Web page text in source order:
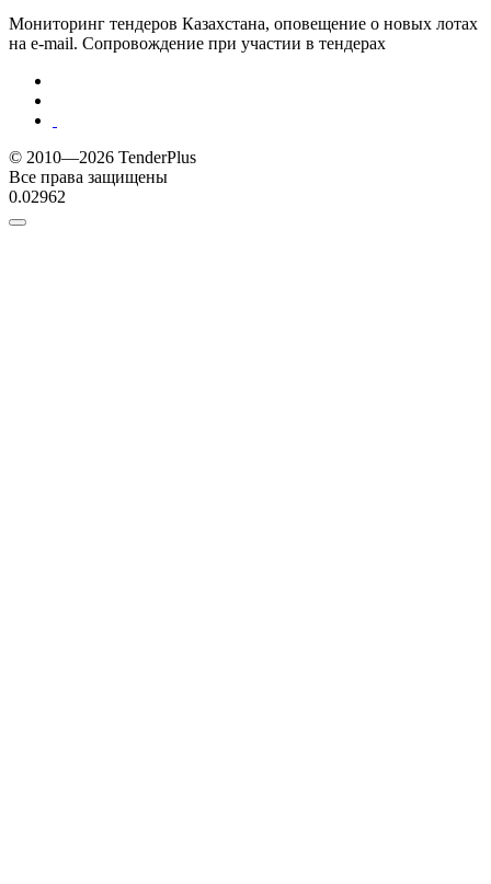
Мониторинг тендеров Казахстана, оповещение о новых лотах
на e-mail. Сопровождение при участии в тендерах
© 2010—2026 TenderPlus
Все права защищены
0.02962